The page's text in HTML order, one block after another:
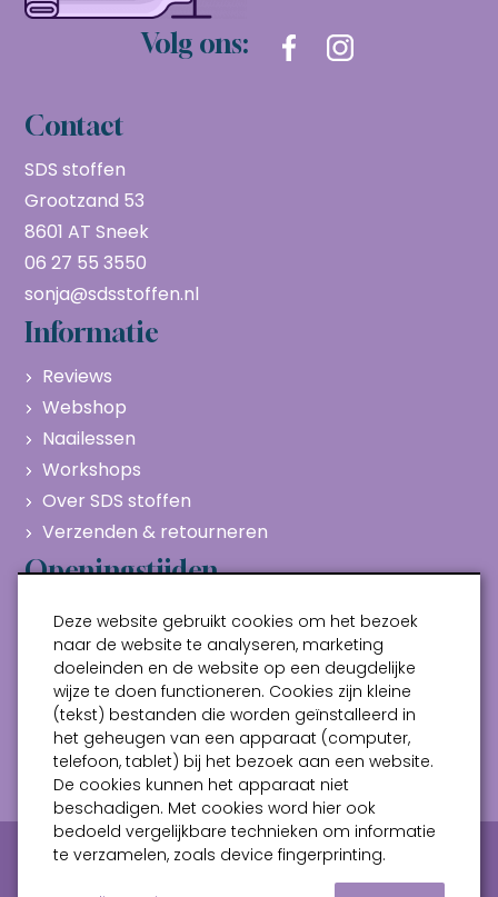
Volg ons:
Contact
SDS stoffen
Grootzand 53
8601 AT Sneek
06 27 55 3550
sonja@sdsstoffen.nl
Informatie
Reviews
Webshop
Naailessen
Workshops
Over SDS stoffen
Verzenden & retourneren
Openingstijden
Maandag
Gesloten
Dinsdag
10:00 - 17:00
Woensdag
10:00 - 17:00
Donderdag
10:00 - 17:00
Vrijdag
10:00 - 17:00
Zaterdag
10:00 - 17:00
Privacy verklaring
Algemene voorwaarden
Deze website gebruikt cookies om het bezoek
naar de website te analyseren, marketing
doeleinden en de website op een deugdelijke
wijze te doen functioneren. Cookies zijn kleine
(tekst) bestanden die worden geïnstalleerd in
het geheugen van een apparaat (computer,
telefoon, tablet) bij het bezoek aan een website.
De cookies kunnen het apparaat niet
beschadigen. Met cookies word hier ook
bedoeld vergelijkbare technieken om informatie
te verzamelen, zoals device fingerprinting.